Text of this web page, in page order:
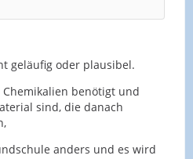
geläufig oder plausibel.
Chemikalien benötigt und
sind, die danach
anders und es wird